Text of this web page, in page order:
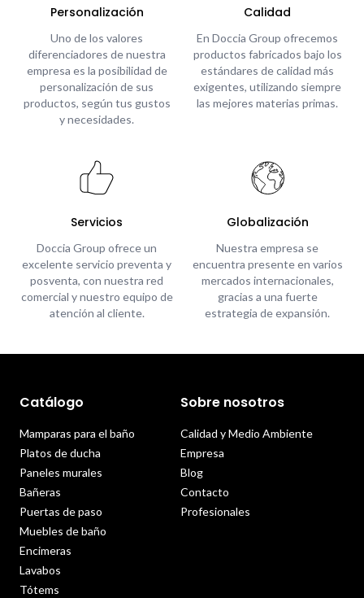
Personalización
Uno de los valores
diferenciadores de nuestra
empresa es la posibilidad de
personalización de sus
productos, según tus gustos
y necesidades.
Calidad
En Doccia Group ofrecemos
productos fabricados bajo los
estándares de calidad más
exigentes, utilizando siempre
las mejores materias primas.
Servicios
Doccia Group ofrece un
excelente servicio preventa y
posventa, con nuestra red
comercial y nuestro equipo de
atención al cliente.
Globalización
Nuestra empresa se
encuentra presente en varios
mercados internacionales,
gracias a una fuerte
estrategia de expansión.
Catálogo
Mamparas para el baño
Platos de ducha
Paneles murales
Bañeras
Puertas de paso
Muebles de baño
Encimeras
Lavabos
Tótems
Sobre nosotros
Calidad y Medio Ambiente
Empresa
Blog
Contacto
Profesionales